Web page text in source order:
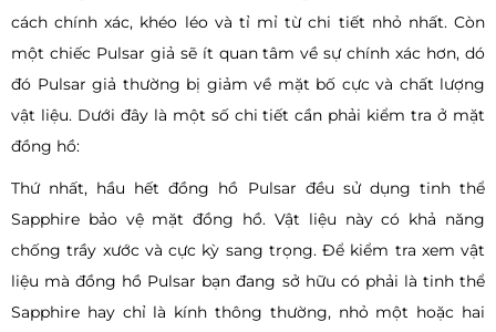
cách chính xác, khéo léo và tỉ mỉ từ chi tiết nhỏ nhất. Còn
một chiếc Pulsar giả sẽ ít quan tâm về sự chính xác hơn, dó
đó Pulsar giả thường bị giảm về mặt bố cực và chất lượng
vật liệu. Dưới đây là một số chi tiết cần phải kiểm tra ở mặt
đồng hồ:
Thứ nhất, hầu hết đồng hồ Pulsar đều sử dụng tinh thể
Sapphire bảo vệ mặt đồng hồ. Vật liệu này có khả năng
chống trầy xước và cực kỳ sang trọng. Để kiểm tra xem vật
liệu mà đồng hồ Pulsar bạn đang sở hữu có phải là tinh thể
Sapphire hay chỉ là kính thông thường, nhỏ một hoặc hai